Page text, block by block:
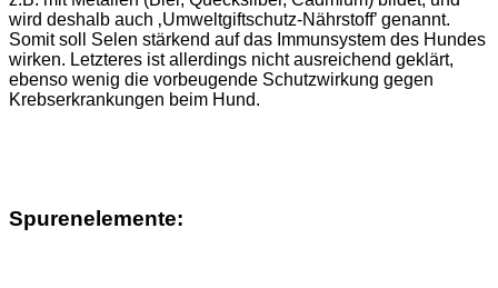
wird deshalb auch ‚Umweltgiftschutz-Nährstoff’ genannt.
Somit soll Selen stärkend auf das Immunsystem des Hundes
wirken. Letzteres ist allerdings nicht ausreichend geklärt,
ebenso wenig die vorbeugende Schutzwirkung gegen
Krebserkrankungen beim Hund.
Spurenelemente: